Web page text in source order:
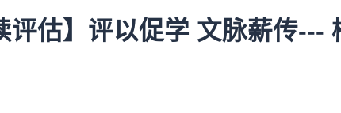
估】评以促学 文脉薪传---